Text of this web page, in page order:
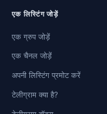
एक लिस्टिंग जोड़ें
एक ग्रुप जोड़ें
एक चैनल जोड़ें
अपनी लिस्टिंग प्रमोट करें
टेलीग्राम क्या है?